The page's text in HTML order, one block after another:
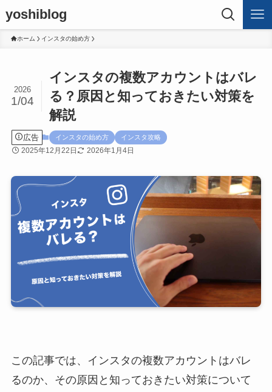
yoshiblog
ホーム インスタの始め方
インスタの複数アカウントはバレ
る？原因と知っておきたい対策を
解説
2026
1/04
広告 インスタの始め方 インスタ攻略
2025年12月22日 2026年1月4日
この記事では、インスタの複数アカウントはバレ
るのか、その原因と知っておきたい対策について